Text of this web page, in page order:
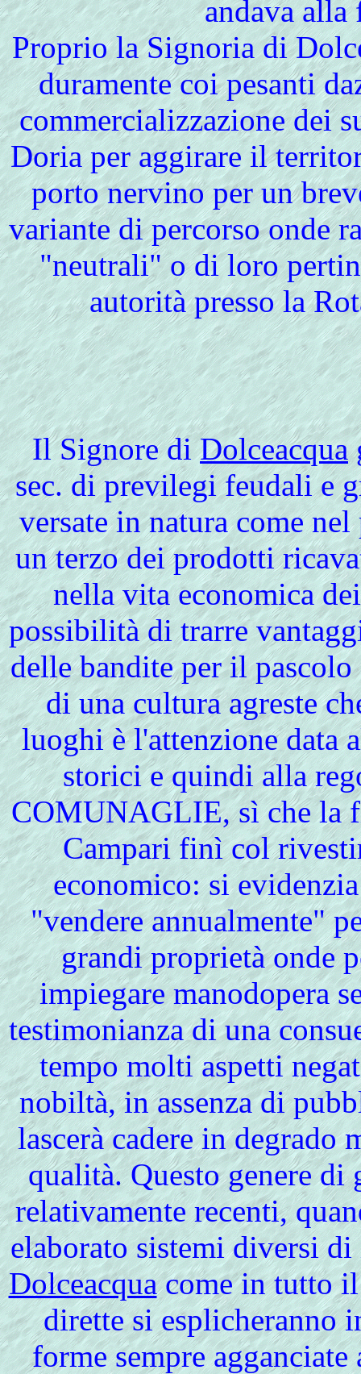
andava alla
Proprio la Signoria di
duramente coi pesanti
commercializzazione dei
Doria per aggirare il
porto nervino per un
variante di percorso onde
"neutrali" o di loro
autorità presso la
IlSignore diDolceacqua
sec. di previlegi feudali e
versate in natura come
un terzo dei prodotti
nella vita economica
possibilità di trarre
delle bandite per il
di una cultura agreste
luoghi è l'attenzione data
storici e quindi alla
COMUNAGLIE, sì che la
Campari finì col
economico: si
"vendere annualmente"
grandi proprietà onde
impiegare manodopera
testimonianza di una
tempo molti aspetti
nobiltà, in assenza di
lascerà cadere in
qualità. Questo genere
relativamente recenti,
elaborato sistemi diversi
Dolceacquacome in tutto il
dirette si esplicheranno
forme sempre